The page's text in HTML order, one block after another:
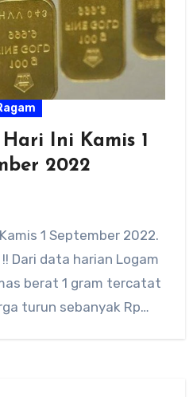
Ini Kamis 1
2022
1 September 2022.
Dari data harian Logam
berat 1 gram tercatat
turun sebanyak Rp…